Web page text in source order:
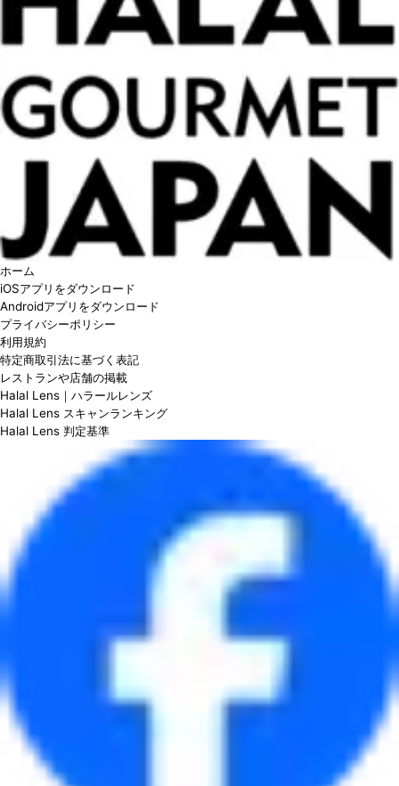
ホーム
iOSアプリをダウンロード
Androidアプリをダウンロード
プライバシーポリシー
利用規約
特定商取引法に基づく表記
レストランや店舗の掲載
Halal Lens｜ハラールレンズ
Halal Lens スキャンランキング
Halal Lens 判定基準